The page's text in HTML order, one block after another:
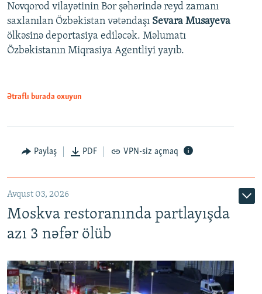
Novqorod vilayətinin Bor şəhərində reyd zamanı
saxlanılan Özbəkistan vətəndaşı Sevara Musayeva
ölkəsinə deportasiya ediləcək. Məlumatı
Özbəkistanın Miqrasiya Agentliyi yayıb.
Ətraflı burada oxuyun
Paylaş PDF VPN-siz açmaq
Avqust 03, 2026
Moskva restoranında partlayışda
azı 3 nəfər ölüb